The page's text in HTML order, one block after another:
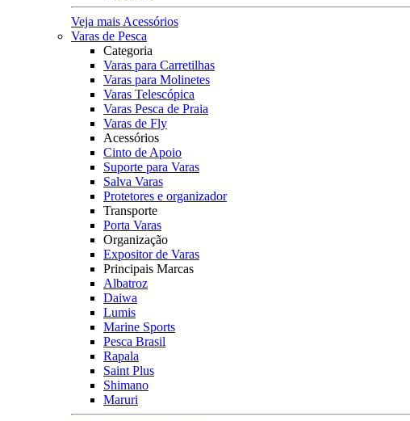
Veja mais Acessórios
Varas de Pesca
Categoria
Varas para Carretilhas
Varas para Molinetes
Varas Telescópica
Varas Pesca de Praia
Varas de Fly
Acessórios
Cinto de Apoio
Suporte para Varas
Salva Varas
Protetores e organizador
Transporte
Porta Varas
Organização
Expositor de Varas
Principais Marcas
Albatroz
Daiwa
Lumis
Marine Sports
Pesca Brasil
Rapala
Saint Plus
Shimano
Maruri